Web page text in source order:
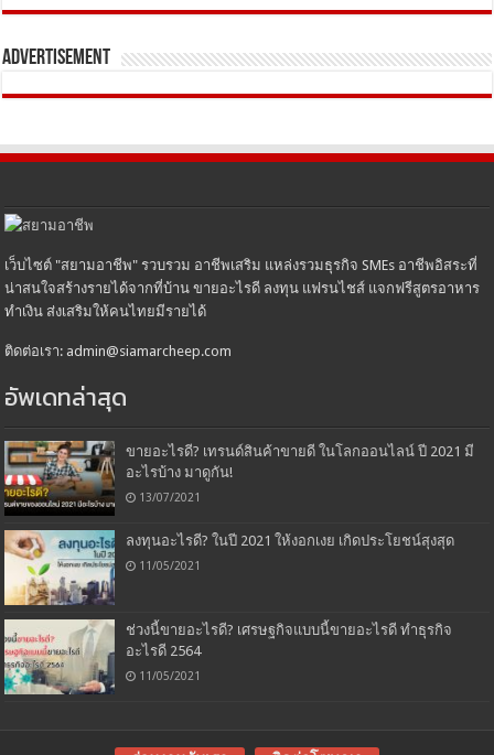
Advertisement
เว็บไซต์ "สยามอาชีพ" รวบรวม อาชีพเสริม แหล่งรวมธุรกิจ SMEs อาชีพอิสระที่
น่าสนใจสร้างรายได้จากที่บ้าน ขายอะไรดี ลงทุน แฟรนไชส์ แจกฟรีสูตรอาหาร
ทำเงิน ส่งเสริมให้คนไทยมีรายได้
ติดต่อเรา: admin@siamarcheep.com
อัพเดทล่าสุด
ขายอะไรดี? เทรนด์สินค้าขายดี ในโลกออนไลน์ ปี 2021 มี
อะไรบ้าง มาดูกัน!
13/07/2021
ลงทุนอะไรดี? ในปี 2021 ให้งอกเงย เกิดประโยชน์สุงสุด
11/05/2021
ช่วงนี้ขายอะไรดี? เศรษฐกิจแบบนี้ขายอะไรดี ทำธุรกิจ
อะไรดี 2564
11/05/2021